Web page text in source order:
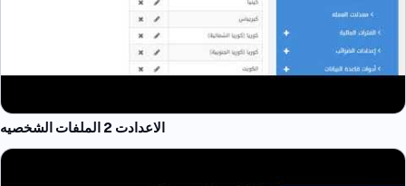
الاعدادت 2 الملفات الشخصيه